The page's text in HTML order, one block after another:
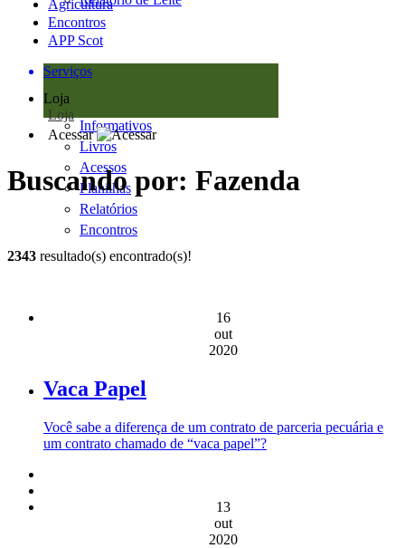
Agricultura
Encontros
APP Scot
Serviços
Loja
Loja
Informativos
Livros
Acessos
Planilhas
Relatórios
Encontros
Acessar
Buscando por: Fazenda
2343 resultado(s) encontrado(s)!
16
out
2020
Vaca Papel
Você sabe a diferença de um contrato de parceria pecuária e
um contrato chamado de “vaca papel”?
13
out
2020